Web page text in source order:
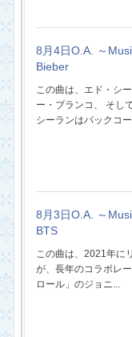
8月4日O.A. ～
Bieber
この曲は、エド・シ
ー・ブランコ、 そし
シーランはバックコ
8月3日O.A. ～
BTS
この曲は、2021年に
が、長年のコラボレ
ロール」のジョニ...